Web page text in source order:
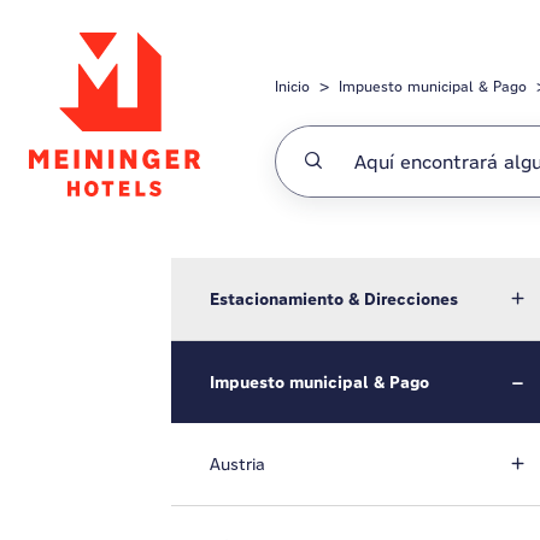
Inicio Impuesto municipal & Pago
Estacionamiento & Direcciones
Impuesto municipal & Pago
Austria